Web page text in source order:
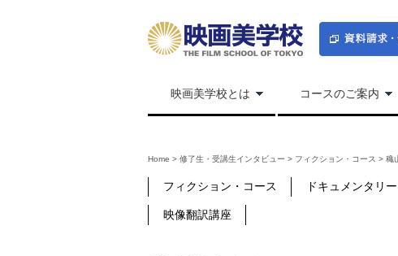
映画美学校とは コースのご案内
Home > 修了生・受講生インタビュー > フィクション・コース > 穐
フィクション・コース ドキュメンタリ
映像翻訳講座